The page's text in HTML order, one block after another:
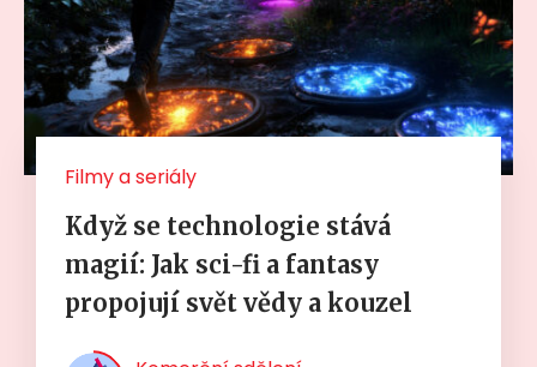
Filmy a seriály
Když se technologie stává
magií: Jak sci-fi a fantasy
propojují svět vědy a kouzel